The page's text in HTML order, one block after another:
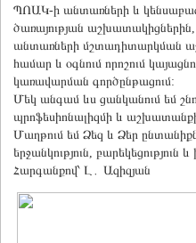
ՊՈԱԿ-ի անտառների և
ծառայության աշխատակիցներին,
անտառների մշտադիտարկման
համար և օգնում որոշում
կառավարման գործընթացում:
Մեկ անգամ ևս ցանկանում եմ
պրոֆեսիոնալիզմի և
Մաղթում եմ Ձեզ և Ձեր
երջանկություն, բարեկեցություն
Հարգանքով՝ Լ․ Ազիզյան